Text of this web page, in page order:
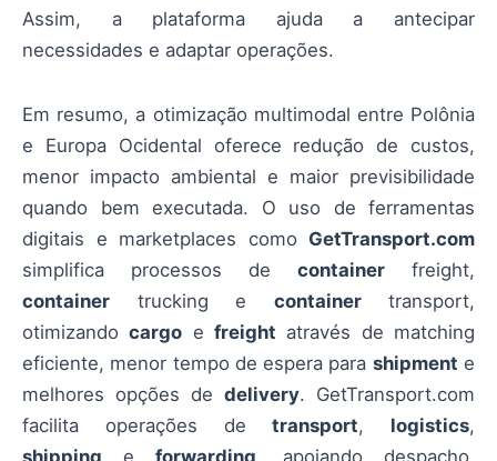
Assim, a plataforma ajuda a antecipar
necessidades e adaptar operações.
Em resumo, a otimização multimodal entre Polônia
e Europa Ocidental oferece redução de custos,
menor impacto ambiental e maior previsibilidade
quando bem executada. O uso de ferramentas
digitais e marketplaces como GetTransport.com
simplifica processos de container freight,
container trucking e containertransport,
otimizandocargo efreight através de matching
eficiente, menor tempo de espera para shipment e
melhores opções de delivery. GetTransport.com
facilita operações detransport, logistics,
shipping e forwarding , apoiando despacho,